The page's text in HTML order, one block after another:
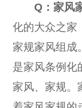
Q： 家风
化的大众之家
家规家风组成
是家风条例化
家风、家规。